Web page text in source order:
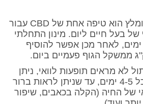
המינון ההתחלתי המומלץ הוא טיפה אחת של CBD עבור
של בעל חיים ליום. מינון התחלתי
זה, יש לתת במשך 7 ימים, לאחר מכן אפשר להוסיף
לא מראים תופעות לוואי, ניתן
להגדיל את המינון בכל 4-5 ימים, עד שניתן לראות ברור
של החיה (הקלה בכאבים, שיפור